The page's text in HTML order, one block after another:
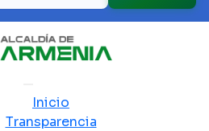
Inicio
Transparencia